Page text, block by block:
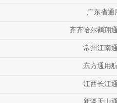
广东省通
齐齐哈尔鹤翔
常州江南
东方通用
江西长江